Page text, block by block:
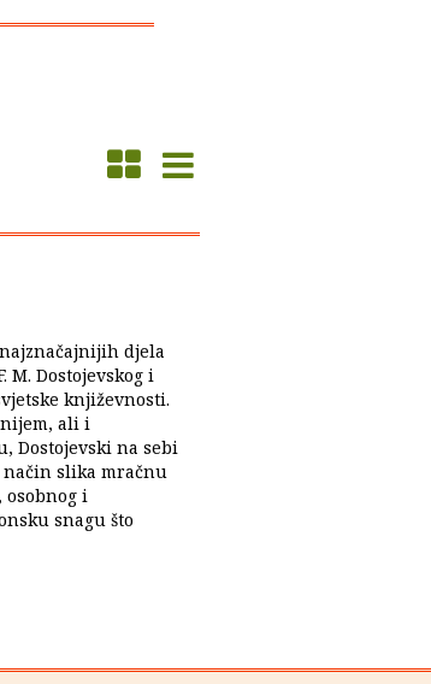
djela
M. Dostojevskog i
književnosti.
ali i
Dostojevski na sebi
slika mračnu
osobnog i
snagu što